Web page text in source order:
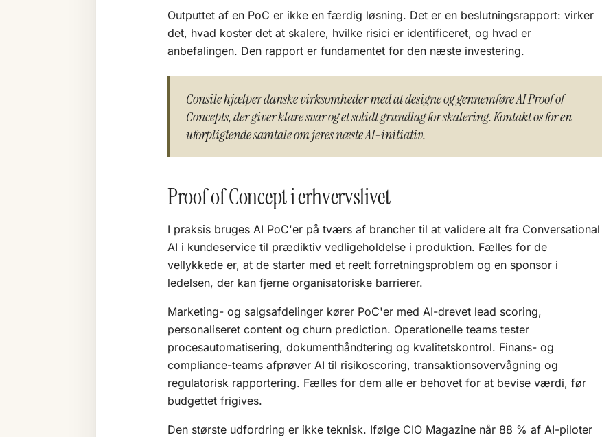
Outputtet af en PoC er ikke en færdig løsning. Det er en beslutningsrapport: virker
det, hvad koster det at skalere, hvilke risici er identificeret, og hvad er
anbefalingen. Den rapport er fundamentet for den næste investering.
Consile hjælper danske virksomheder med at designe og gennemføre AI Proof of
Concepts, der giver klare svar og et solidt grundlag for skalering. Kontakt os for en
uforpligtende samtale om jeres næste AI-initiativ.
Proof of Concept i erhvervslivet
I praksis bruges AI PoC'er på tværs af brancher til at validere alt fra Conversational
AI i kundeservice til prædiktiv vedligeholdelse i produktion. Fælles for de
vellykkede er, at de starter med et reelt forretningsproblem og en sponsor i
ledelsen, der kan fjerne organisatoriske barrierer.
Marketing- og salgsafdelinger kører PoC'er med AI-drevet lead scoring,
personaliseret content og churn prediction. Operationelle teams tester
procesautomatisering, dokumenthåndtering og kvalitetskontrol. Finans- og
compliance-teams afprøver AI til risikoscoring, transaktionsovervågning og
regulatorisk rapportering. Fælles for dem alle er behovet for at bevise værdi, før
budgettet frigives.
Den største udfordring er ikke teknisk. Ifølge CIO Magazine når 88 % af AI-piloter